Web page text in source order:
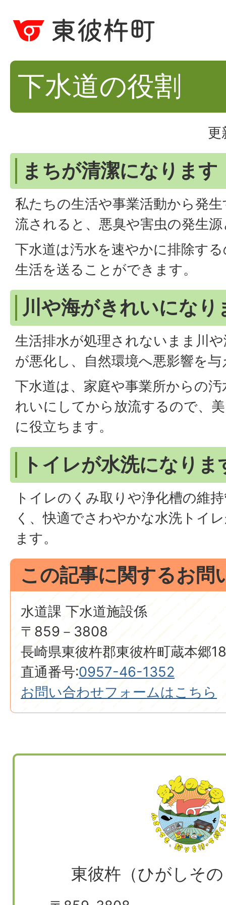
下水道の役割
更
まちが清潔になります
私たちの生活や事業活動から発
流されると、悪臭や害虫の発生
下水道は汚水を速やかに排除す
生活を送ることができます。
川や海がきれいになり
生活排水が処理されないまま川
が悪化し、自然環境へ悪影響を
下水道は、家庭や事業所からの
れいにしてから放流するので、
に役立ちます。
トイレが水洗になりま
トイレのくみ取りや浄化槽の維
く、快適でさわやかな水洗トイ
ます。
この記事に関するお問
水道課 下水道施設係
〒859－3808
長崎県東彼杵郡東彼杵町蔵本郷
直通番号:0957-46-1352
お問い合わせフォームはこちら
東彼杵（ひがしそ